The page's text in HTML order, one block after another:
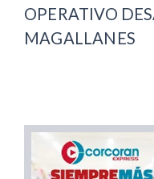
OPERATIVO
MAGALLANES